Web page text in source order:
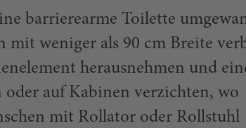
barrierearme Toilette
mit weniger als 90 cm Breite
herausnehmen und
auf Kabinen verzichten, wo
mit Rollator oder Rollstuhl